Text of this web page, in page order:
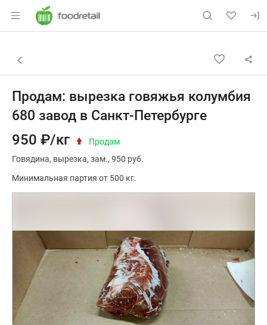
Раздел навигации по сайту
Объявление: Продам: вырезка
Навигация и управление объявлением
Назад к списку объявлений
Продам: вырезка говяжья колумбия
680 завод в Санкт-Петербурге
950 ₽/кг
Продам
Говядина вырезка зам. 950 руб.
Минимальная партия от 500 кг.